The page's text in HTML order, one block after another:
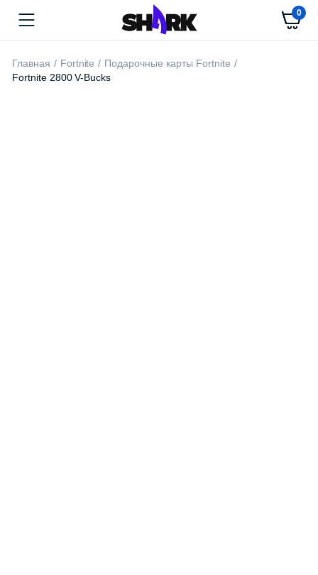
0
Главная Fortnite
Подарочные карты Fortnite
Fortnite 2800 V-Bucks